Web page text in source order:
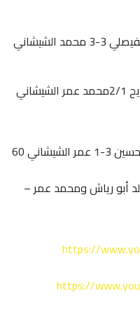
**الخميس 21/4/2016-الحسين + الفيصلي 3-3 محمد الشيشاني
**السبت30 /4/2016-الحسين + الصريح 2/1محمد عمر الشيشاني
ش. الأردن * الحسين 2-1 خالد أبو رياش ومحمد عمر –
https://
https://